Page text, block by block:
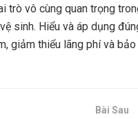
trò vô cùng quan trọng
sinh. Hiểu và áp dụng
giảm thiểu lãng phí và
Bài Sau